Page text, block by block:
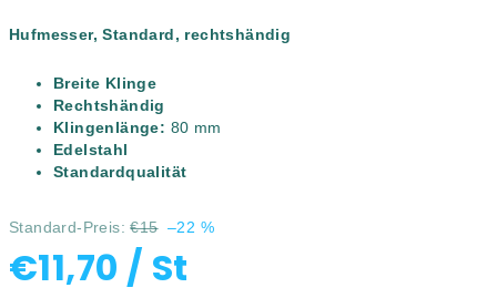
Hufmesser, Standard, rechtshändig
Breite Klinge
Rechtshändig
Klingenlänge: 80 mm
Edelstahl
Standardqualität
Standard-Preis: €15 –22 %
€11,70 / St